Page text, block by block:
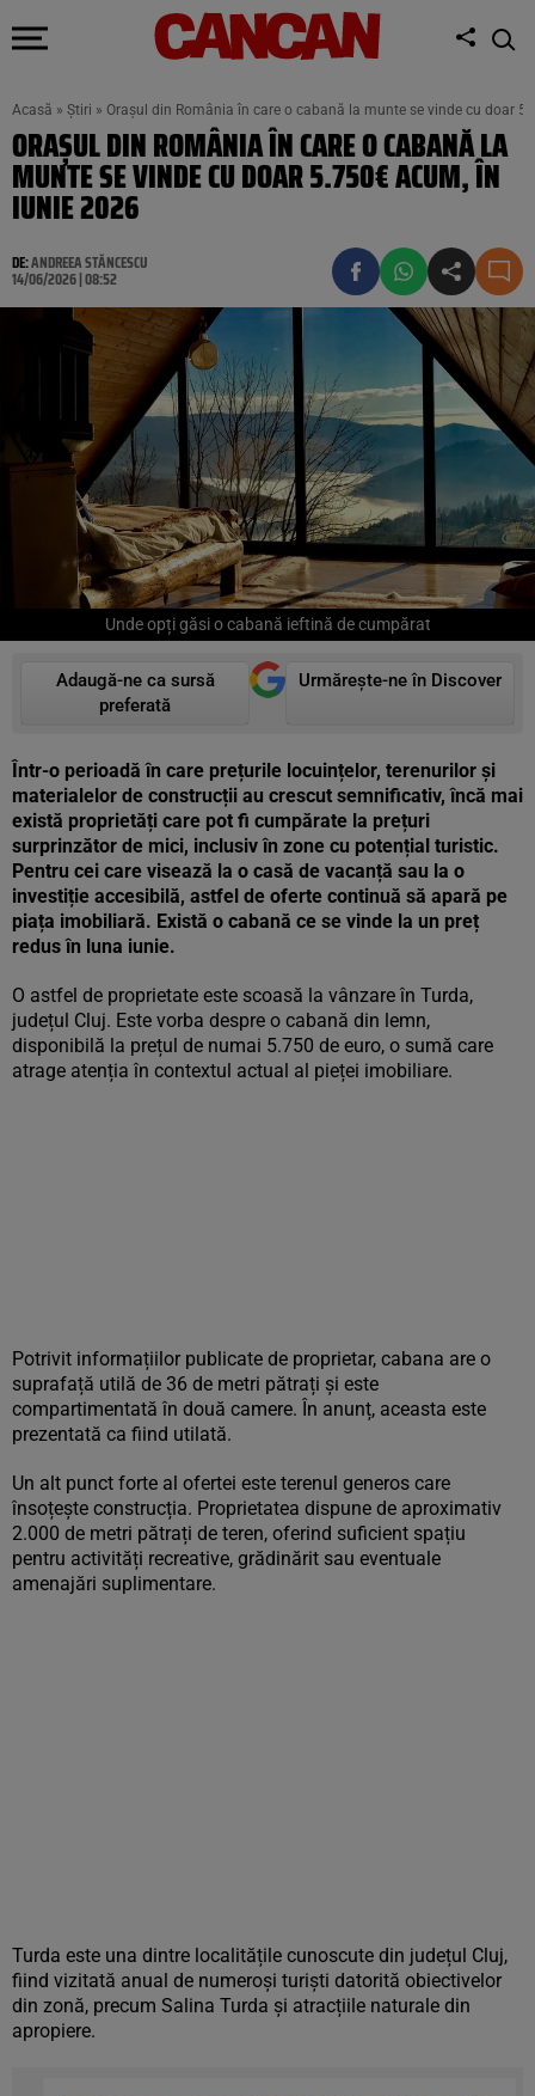
Acasă » Știri » Orașul din România în care o cabană la munte se vinde cu doar
ORAȘUL DIN ROMÂNIA ÎN CARE O CABANĂ LA
MUNTE SE VINDE CU DOAR 5.750€ ACUM, ÎN
IUNIE 2026
DE:ANDREEA STĂNCESCU
14/06/2026 | 08:52
Unde opți găsi o cabană ieftină de cumpărat
Adaugă-ne ca sursă
preferată
Urmărește-ne în Discover
Într-o perioadă în care prețurile locuințelor, terenurilor și
materialelor de construcții au crescut semnificativ, încă mai
există proprietăți care pot fi cumpărate la prețuri
surprinzător de mici, inclusiv în zone cu potențial turistic.
Pentru cei care visează la o casă de vacanță sau la o
investiție accesibilă, astfel de oferte continuă să apară pe
piața imobiliară. Există o cabană ce se vinde la un preț
redus în luna iunie.
O astfel de proprietate este scoasă la vânzare în Turda,
județul Cluj. Este vorba despre o cabană din lemn,
disponibilă la prețul de numai 5.750 de euro, o sumă care
atrage atenția în contextul actual al pieței imobiliare.
Potrivit informațiilor publicate de proprietar, cabana are o
suprafață utilă de 36 de metri pătrați și este
compartimentată în două camere. În anunț, aceasta este
prezentată ca fiind utilată.
Un alt punct forte al ofertei este terenul generos care
însoțește construcția. Proprietatea dispune de aproximativ
2.000 de metri pătrați de teren, oferind suficient spațiu
pentru activități recreative, grădinărit sau eventuale
amenajări suplimentare.
Turda este una dintre localitățile cunoscute din județul Cluj,
fiind vizitată anual de numeroși turiști datorită obiectivelor
din zonă, precum Salina Turda și atracțiile naturale din
apropiere.